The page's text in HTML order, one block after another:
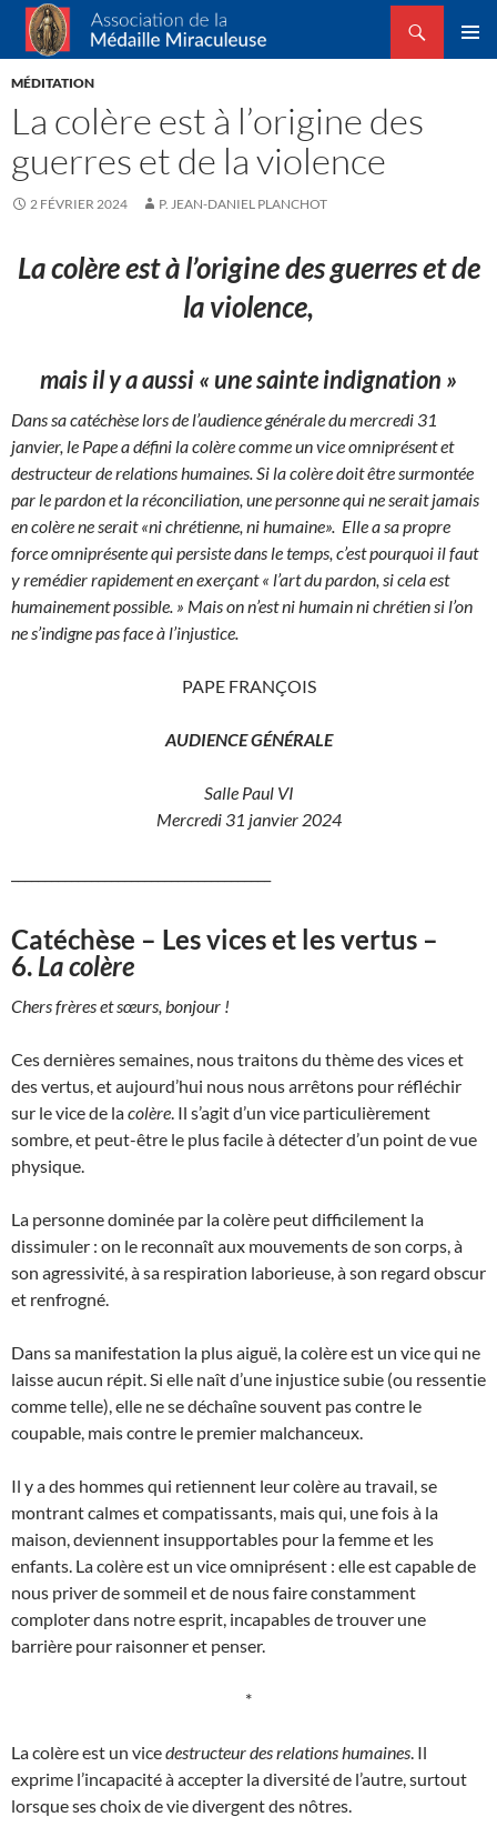
Association de la Médaille Miraculeuse
Recherche
ALLER
AU
MÉDITATION
La colère est à l’origine des
guerres et de la violence
2 FÉVRIER 2024 P. JEAN-DANIEL PLANCHOT
La colère est à l’origine des guerres et de
la violence,
mais il y a aussi « une sainte indignation »
Dans sa catéchèse lors de l’audience générale du mercredi 31
janvier, le Pape a défini la colère comme un vice omniprésent et
destructeur de relations humaines. Si la colère doit être surmontée
par le pardon et la réconciliation, une personne qui ne serait jamais
en colère ne serait «ni chrétienne, ni humaine». Elle a sa propre
force omniprésente qui persiste dans le temps, c’est pourquoi il faut
y remédier rapidement en exerçant « l’art du pardon, si cela est
humainement possible. » Mais on n’est ni humain ni chrétien si l’on
ne s’indigne pas face à l’injustice.
PAPE FRANÇOIS
AUDIENCE GÉNÉRALE
Salle Paul VI
Mercredi 31 janvier 2024
Catéchèse – Les vices et les vertus –
6. La colère
Chers frères et sœurs, bonjour !
Ces dernières semaines, nous traitons du thème des vices et
des vertus, et aujourd’hui nous nous arrêtons pour réfléchir
sur le vice de lacolère. Il s’agit d’un vice particulièrement
sombre, et peut-être le plus facile à détecter d’un point de vue
physique.
La personne dominée par la colère peut difficilement la
dissimuler : on le reconnaît aux mouvements de son corps, à
son agressivité, à sa respiration laborieuse, à son regard obscur
et renfrogné.
Dans sa manifestation la plus aiguë, la colère est un vice qui ne
laisse aucun répit. Si elle naît d’une injustice subie (ou ressentie
comme telle), elle ne se déchaîne souvent pas contre le
coupable, mais contre le premier malchanceux.
Il y a des hommes qui retiennent leur colère au travail, se
montrant calmes et compatissants, mais qui, une fois à la
maison, deviennent insupportables pour la femme et les
enfants. La colère est un vice omniprésent : elle est capable de
nous priver de sommeil et de nous faire constamment
comploter dans notre esprit, incapables de trouver une
barrière pour raisonner et penser.
*
La colère est un vicedestructeur des relations humaines. Il
exprime l’incapacité à accepter la diversité de l’autre, surtout
lorsque ses choix de vie divergent des nôtres.